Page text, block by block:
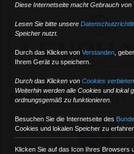
Diese Internetseite macht Gebrauch
Lesen Sie bitte unsere
Speicher nutzt.
Durch das Klicken von Verstanden
Ihrem Gerät zu speichern.
Durch das Klicken von Cookies verbieten
Weiterhin werden alle Cookies und lokal
ordnungsgemäß zu funktionieren.
Besuchen Sie die Internetseite des
Cookies und lokalen Speicher zu
Klicken Sie auf das Icon Ihres Browsers